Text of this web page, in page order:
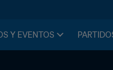
Y EVENTOS